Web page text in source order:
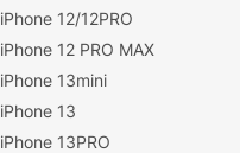
iPhone 12/12PRO
iPhone 12 PRO MAX
iPhone 13mini
iPhone 13
iPhone 13PRO